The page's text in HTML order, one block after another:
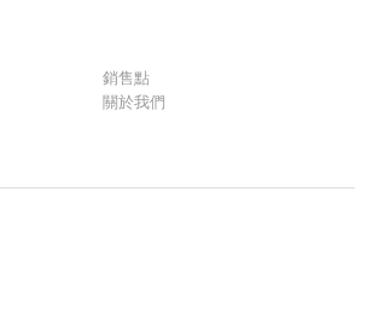
銷售點
關於我們